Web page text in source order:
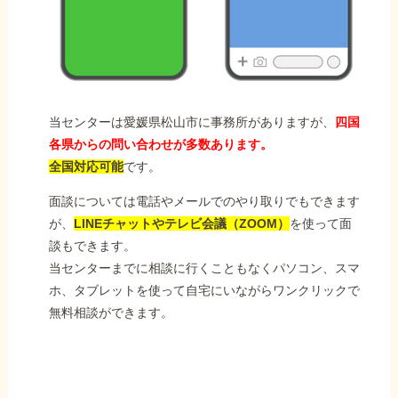
当センターは愛媛県松山市に事務所がありますが、
四国
各県からの問い合わせが多数あります。
全国対応可能です。
面談については電話やメールでのやり取りでもできます
が、 LINEチャットやテレビ会議（ZOOM） を使って面
談もできます。
当センターまでに相談に行くこともなくパソコン、スマ
ホ、タブレットを使って自宅にいながらワンクリックで
無料相談ができます。